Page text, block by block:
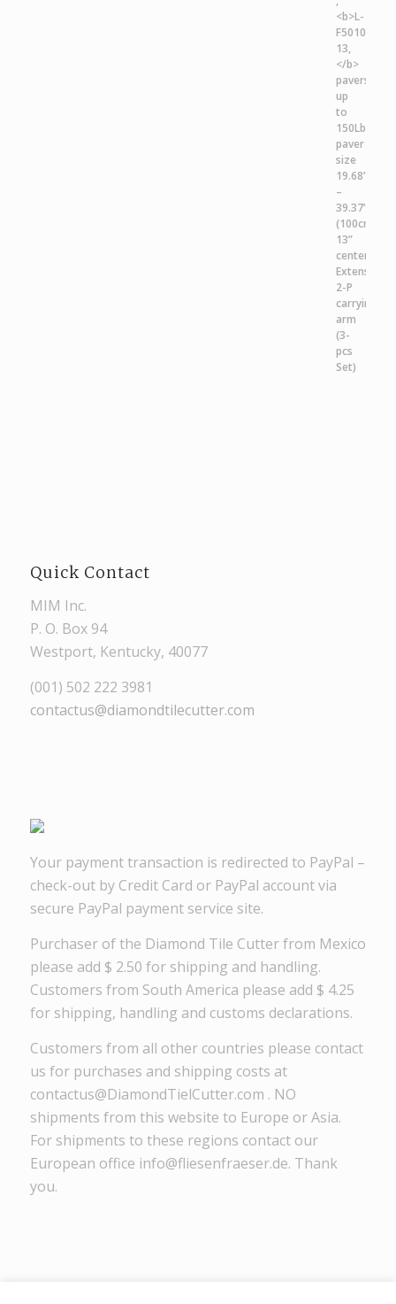
Quick Contact
MIM Inc.
P. O. Box 94
Westport, Kentucky, 40077
(001) 502 222 3981
contactus@diamondtilecutter.com
Your payment transaction is redirected to PayPal –
check-out by Credit Card or PayPal account via
secure PayPal payment service site.
Purchaser of the Diamond Tile Cutter from Mexico
please add $ 2.50 for shipping and handling.
Customers from South America please add $ 4.25
for shipping, handling and customs declarations.
Customers from all other countries please contact
us for purchases and shipping costs at
contactus@DiamondTielCutter.com . NO
shipments from this website to Europe or Asia.
For shipments to these regions contact our
European office info@fliesenfraeser.de. Thank
you.